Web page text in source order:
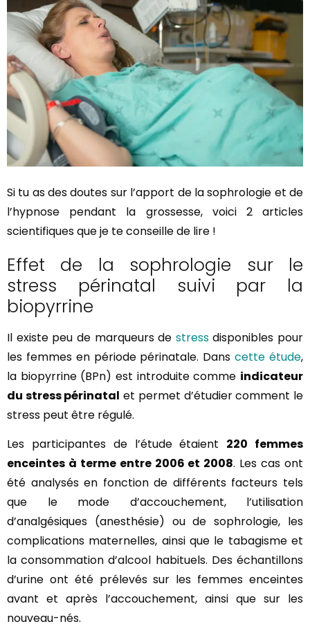
Si tu as des doutes sur l’apport de la sophrologie et de
l’hypnose pendant la grossesse, voici 2 articles
scientifiques que je te conseille de lire !
Effet de la sophrologie sur le
stress périnatal suivi par la
biopyrrine
Il existe peu de marqueurs de stressdisponibles pour
les femmes en période périnatale. Danscette étude,
la biopyrrine (BPn) est introduite comme indicateur
du stress périnatal et permet d’étudier comment le
stress peut être régulé.
Les participantes de l’étude étaient 220 femmes
enceintes à terme entre 2006 et 2008. Les cas ont
été analysés en fonction de différents facteurs tels
que le mode d’accouchement, l’utilisation
d’analgésiques (anesthésie) ou de sophrologie, les
complications maternelles, ainsi que le tabagisme et
la consommation d’alcool habituels. Des échantillons
d’urine ont été prélevés sur les femmes enceintes
avant et après l’accouchement, ainsi que sur les
nouveau-nés.